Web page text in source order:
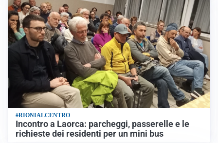
#RIONIALCENTRO
Incontro a Laorca: parcheggi, passerelle e le
richieste dei residenti per un mini bus